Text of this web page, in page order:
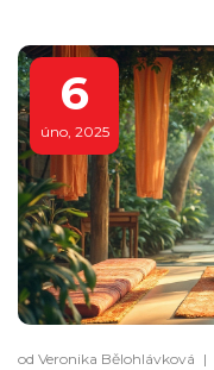
6
úno, 2025
od Veronika Bělohlávková |